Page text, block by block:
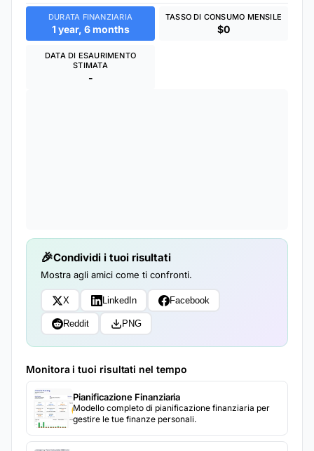
DURATA FINANZIARIA
1 year, 6 months
TASSO DI CONSUMO MENSILE
$0
DATA DI ESAURIMENTO
STIMATA
-
Condividi i tuoi risultati
Mostra agli amici come ti confronti.
X LinkedIn Facebook
Reddit PNG
Monitora i tuoi risultati nel tempo
Pianificazione Finanziaria
Modello completo di pianificazione finanziaria per
gestire le tue finanze personali.